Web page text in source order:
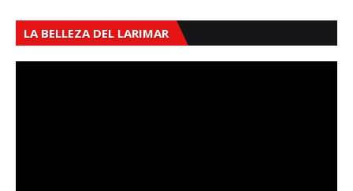
LA BELLEZA DEL LARIMAR